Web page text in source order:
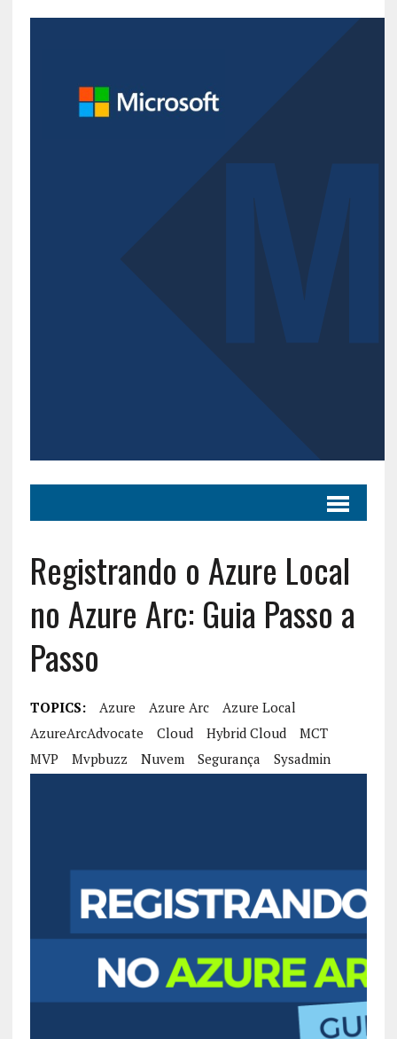
Registrando o Azure Local
no Azure Arc: Guia Passo a
Passo
TOPICS: Azure Azure Arc
Azure Local
AzureArcAdvocate
Cloud Hybrid Cloud
MCT
MVP
Mvpbuzz Nuvem Segurança Sysadmin